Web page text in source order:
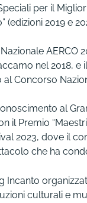
per il
(edizioni 2019 e
AERCO
nel 2018,
Concorso
al
Premio
2023, dove il
che ha
Incanto
culturali e